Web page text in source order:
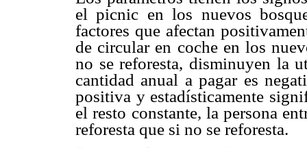
el picnic en los nuevos
factores que afectan
de circular en coche en los
no se reforesta, disminuyen la
cantidad anual a pagar es
positiva y estadísticamente
el resto constante, la persona
reforesta que si no se reforesta.